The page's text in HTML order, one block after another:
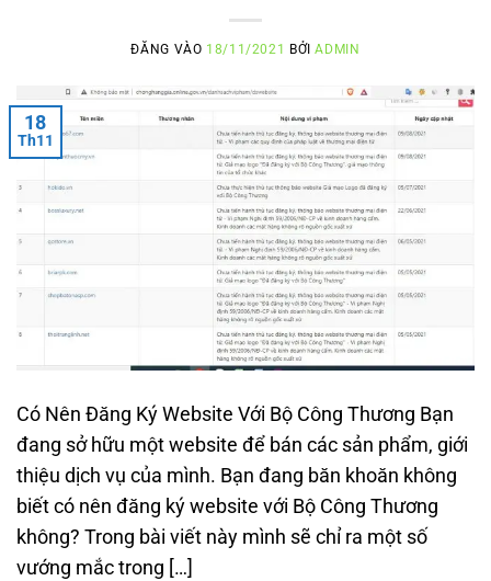
ĐĂNG VÀO 18/11/2021 BỞIADMIN
18
Th11
Có Nên Đăng Ký Website Với Bộ Công Thương Bạn
đang sở hữu một website để bán các sản phẩm, giới
thiệu dịch vụ của mình. Bạn đang băn khoăn không
biết có nên đăng ký website với Bộ Công Thương
không? Trong bài viết này mình sẽ chỉ ra một số
vướng mắc trong […]